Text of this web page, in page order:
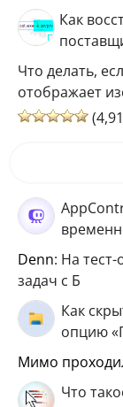
Как
Что делать,
отображает
Denn: На
задач с Б
Как
опцию
мимо
Что